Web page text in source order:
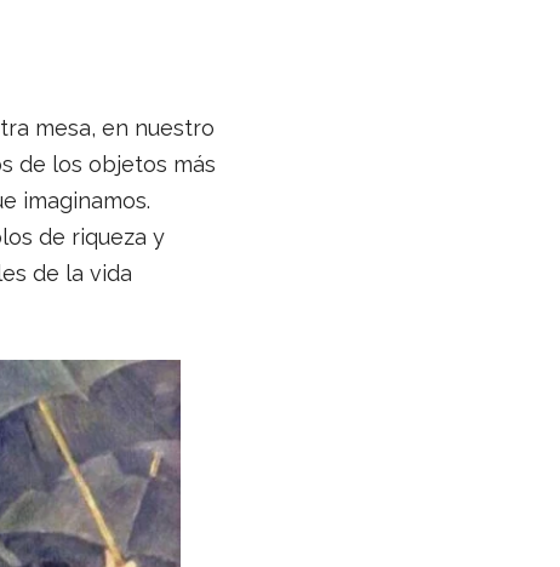
mesa, en nuestro
de los objetos más
imaginamos.
de riqueza y
de la vida